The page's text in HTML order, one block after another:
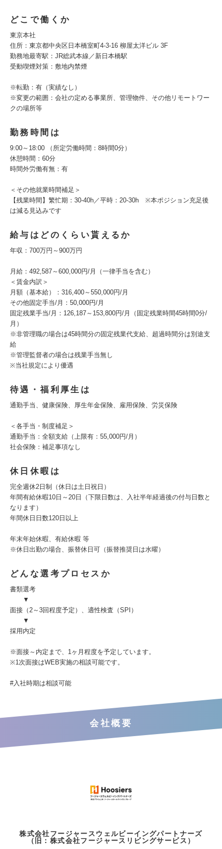
どこで働くか
東京本社
住所：東京都中央区日本橋室町4-3-16 柳屋太洋ビル 3F
勤務地最寄駅：JR総武本線／新日本橋駅
受動喫煙対策：敷地内禁煙
※転勤：有（実績なし）
※変更の範囲：会社の定める事業所、管理物件、その他リモートワー
クの場所等
勤務時間は
9:00～18:00 （所定労働時間：8時間0分）
休憩時間：60分
時間外労働有無：有
＜その他就業時間補足＞
【残業時間】繁忙期：30-40h／平時：20-30h ※本ポジション充足後
は減る見込みです
給与はどのくらい貰えるか
年収：700万円～900万円
月給：492,587～600,000円/月（一律手当を含む）
＜賃金内訳＞
月額（基本給）：316,400～550,000円/月
その他固定手当/月：50,000円/月
固定残業手当/月：126,187～153,800円/月（固定残業時間45時間0分/
月）
※非管理職の場合は45時間分の固定残業代支給、超過時間分は別途支
給
※管理監督者の場合は残業手当無し
※当社規定により優遇
待遇・福利厚生は
通勤手当、健康保険、厚生年金保険、雇用保険、労災保険
＜各手当・制度補足＞
通勤手当：全額支給（上限有：55,000円/月）
社会保険：補足事項なし
休日休暇は
完全週休2日制（休日は土日祝日）
年間有給休暇10日～20日（下限日数は、入社半年経過後の付与日数と
なります）
年間休日日数120日以上
年末年始休暇、有給休暇 等
※休日出勤の場合、振替休日可（振替推奨日は水曜）
どんな選考プロセスか
書類選考
▼
面接（2～3回程度予定）、適性検査（SPI）
▼
採用内定
※面接～内定まで、1ヶ月程度を予定しています。
※1次面接はWEB実施の相談可能です。
#入社時期は相談可能
会社概要
株式会社フージャースウェルビーイングパートナーズ
（旧：株式会社フージャースリビングサービス）